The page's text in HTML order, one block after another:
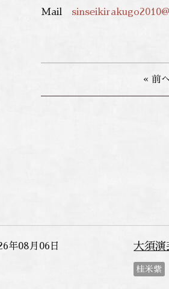
Mail
« 前
年08月06日 大須演
桂米紫